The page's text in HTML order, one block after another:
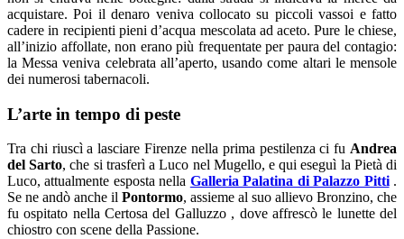
acquistare. Poi il denaro veniva collocato su piccoli vassoi e fatto
cadere in recipienti pieni d’acqua mescolata ad aceto. Pure le chiese,
all’inizio affollate, non erano più frequentate per paura del contagio:
la Messa veniva celebrata all’aperto, usando come altari le mensole
dei numerosi tabernacoli.
L’arte in tempo di peste
Tra chi riuscì a lasciare Firenze nella prima pestilenza ci fu Andrea
del Sarto, che si trasferì a Luco nel Mugello, e qui eseguì la Pietà di
Luco, attualmente esposta nella Galleria Palatina di Palazzo Pitti.
Se ne andò anche il Pontormo, assieme al suo allievo Bronzino, che
fu ospitato nella Certosa del Galluzzo , dove affrescò le lunette del
chiostro con scene della Passione.